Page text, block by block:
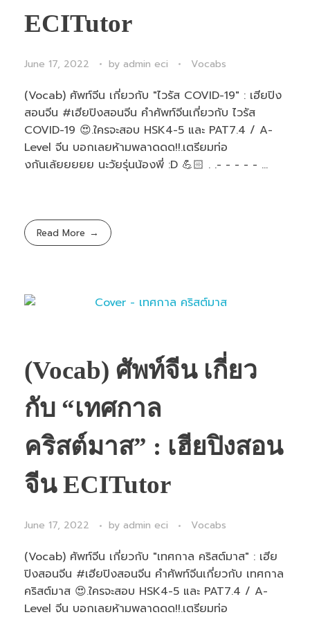
ECITutor
June 17, 2022 by admin eci Vocabs
(Vocab) ศัพท์จีน เกี่ยวกับ "ไวรัส COVID-19" : เฮียปิง
สอนจีน #เฮียปิงสอนจีน คำศัพท์จีนเกี่ยวกับ ไวรัส
COVID-19 😍.ใครจะสอบ HSK4-5 และ PAT7.4 / A-
Level จีน บอกเลยห้ามพลาดดด!!.เตรียมท่อ
งกันเล้ยยยยย นะวัยรุ่นน้องพี่ :D 💪🏻 . .- - - - - ...
Read More
(Vocab) ศัพท์จีน เกี่ยว
กับ “เทศกาล
คริสต์มาส” : เฮียปิงสอน
จีน ECITutor
June 17, 2022 by admin eci Vocabs
(Vocab) ศัพท์จีน เกี่ยวกับ "เทศกาล คริสต์มาส" : เฮีย
ปิงสอนจีน #เฮียปิงสอนจีน คำศัพท์จีนเกี่ยวกับ เทศกาล
คริสต์มาส 😍.ใครจะสอบ HSK4-5 และ PAT7.4 / A-
Level จีน บอกเลยห้ามพลาดดด!!.เตรียมท่อ